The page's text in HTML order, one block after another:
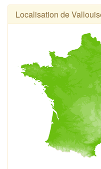
Localisation de